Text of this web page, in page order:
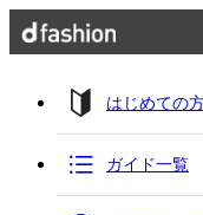
はじめての
ガイド一覧